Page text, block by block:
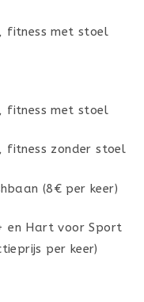
fitness met stoel
fitness met stoel
fitness zonder stoel
(8€ per keer)
en Hart voor Sport
per keer)